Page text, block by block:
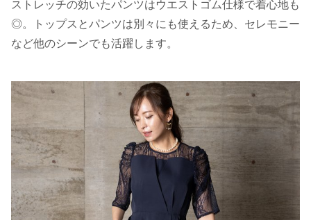
ストレッチの効いたパンツはウエストゴム仕様で着心地も
◎。トップスとパンツは別々にも使えるため、セレモニー
など他のシーンでも活躍します。